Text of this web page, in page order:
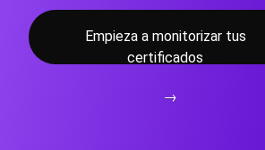
Empieza a monitorizar tus
certificados
→